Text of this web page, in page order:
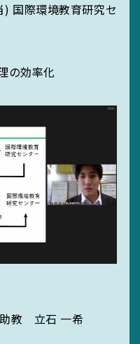
国際環境教育研究セ
の効率化
教 立石 一希